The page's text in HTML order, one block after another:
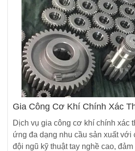
Gia Công Cơ Khí Chính Xác
Dịch vụ gia công cơ khí chính xác
ứng đa dạng nhu cầu sản xuất với
đội ngũ kỹ thuật tay nghề cao,